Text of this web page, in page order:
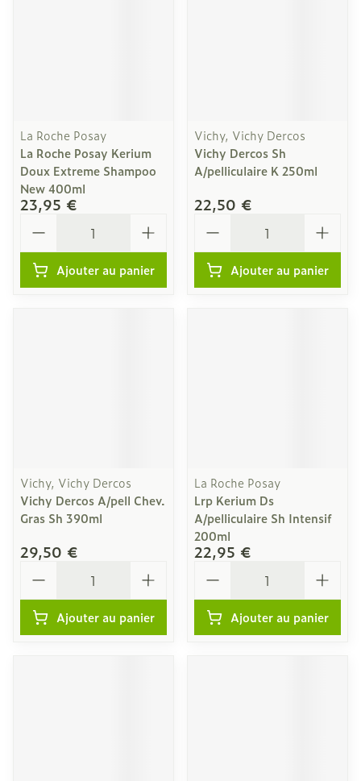
La Roche Posay
La Roche Posay Kerium
Doux Extreme Shampoo
New 400ml
23,95 €
Ajouter au panier
Vichy, Vichy Dercos
Vichy Dercos Sh
A/pelliculaire K 250ml
22,50 €
Ajouter au panier
Vichy, Vichy Dercos
Vichy Dercos A/pell Chev.
Gras Sh 390ml
29,50 €
Ajouter au panier
La Roche Posay
Lrp Kerium Ds
A/pelliculaire Sh Intensif
200ml
22,95 €
Ajouter au panier